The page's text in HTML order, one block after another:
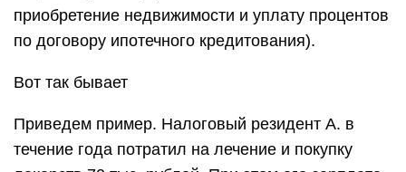
приобретение недвижимости и уплату процентов
по договору ипотечного кредитования).
Вот так бывает
Приведем пример. Налоговый резидент А. в
течение года потратил на лечение и покупку